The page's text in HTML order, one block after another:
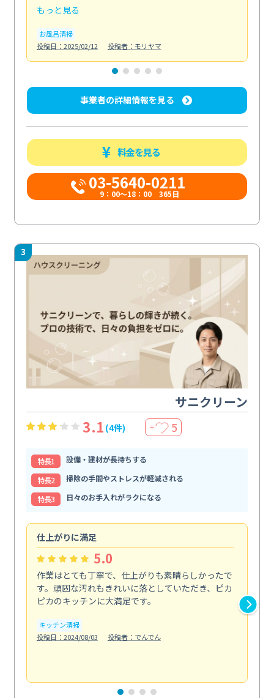
もっと見る
お風呂清掃
投稿日：2025/02/12
投稿者：モリヤマ
事業者の詳細情報を見る
料金を見る
03-5640-0211
9：00～18：00 365日
3
サニクリーン
3.1 (4件) ＋ 5
特⻑1
設備・建材が長持ちする
特⻑2
掃除の手間やストレスが軽減される
特⻑3
日々のお手入れがラクになる
仕上がりに満足
5.0
作業はとても丁寧で、仕上がりも素晴らしかったで
す。頑固な汚れもきれいに落としていただき、ピカ
ピカのキッチンに大満足です。
キッチン清掃
投稿日：2024/08/03
投稿者：でんでん